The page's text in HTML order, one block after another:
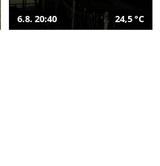
6.8. 20:40 24,5 °C